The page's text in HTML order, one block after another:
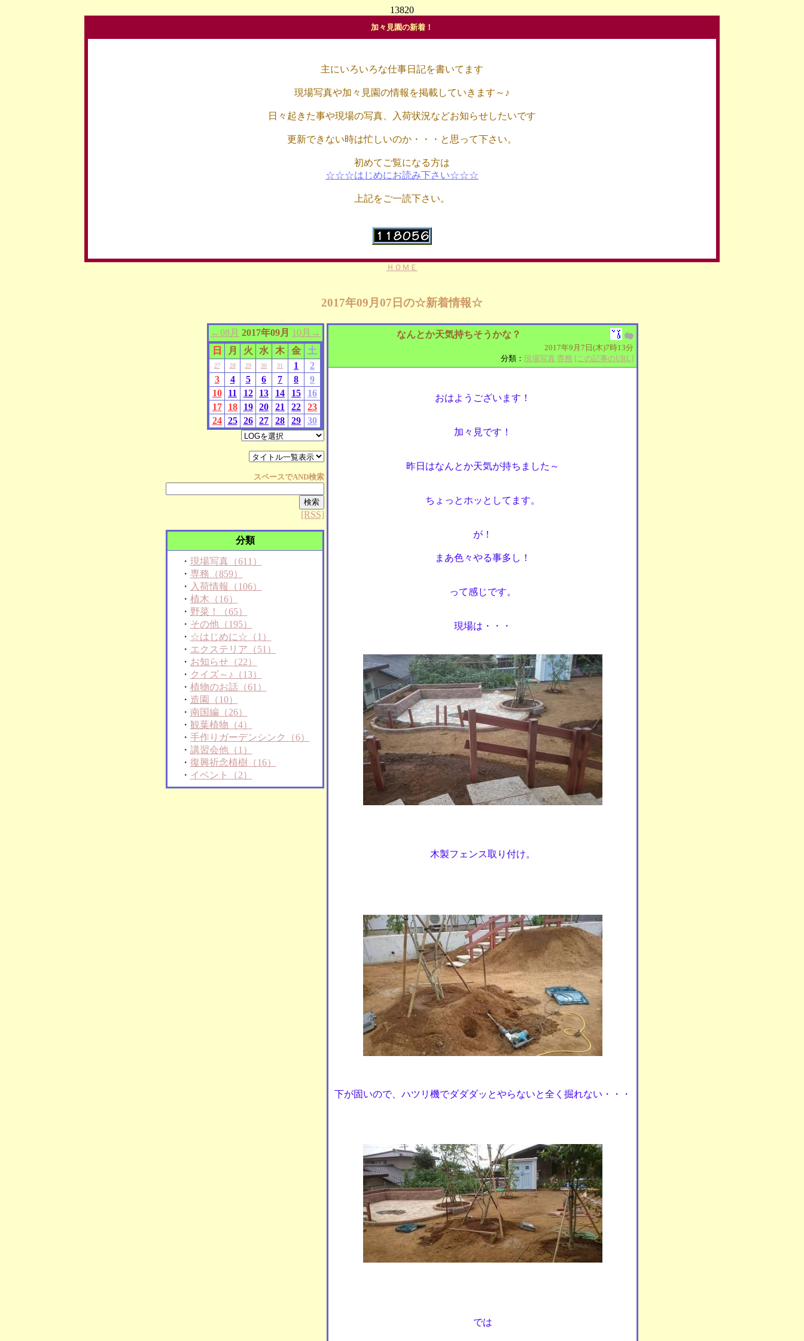
13820
加々見園の新着！
主にいろいろな仕事日記を書いてます
現場写真や加々見園の情報を掲載していきます～♪
日々起きた事や現場の写真、入荷状況などお知らせしたいです
更新できない時は忙しいのか・・・と思って下さい。
初めてご覧になる方は
☆☆☆はじめにお読み下さい☆☆☆
上記をご一読下さい。
ＨＯＭＥ
2017年09月07日の☆新着情報☆
←08月 2017年09月 10月→
日
月 火 水 木 金 土
27 28 29 30 31 1
2
3
4 5 6 7 8
9
10
11 12 13 14 15
16
17
18 19 20 21 22
23
24
25 26 27 28 29 30
スペースでAND検索
[RSS]
分類
・ 現場写真（611）
・ 専務（859）
・ 入荷情報（106）
・ 植木（16）
・ 野菜！（65）
・ その他（195）
・ ☆はじめに☆（1）
・ エクステリア（51）
・ お知らせ（22）
・ クイズ～♪（13）
・ 植物のお話（61）
・ 造園（10）
・ 南国編（26）
・ 観葉植物（4）
・ 手作りガーデンシンク（6）
・ 講習会他（1）
・ 復興祈念植樹（16）
・ イベント（2）
なんとか天気持ちそうかな？
2017年9月7日(木)7時13分
分類： 現場写真 専務 [この記事のURL]
おはようございます！
加々見です！
昨日はなんとか天気が持ちました～
ちょっとホッとしてます。
が！
まあ色々やる事多し！
って感じです。
現場は・・・
木製フェンス取り付け。
下が固いので、ハツリ機でダダダッとやらないと全く掘れない・・・
では